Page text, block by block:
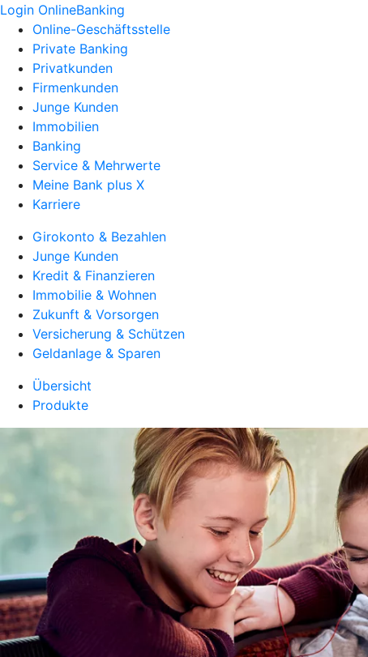
Login OnlineBanking
Online-Geschäftsstelle
Private Banking
Privatkunden
Firmenkunden
Junge Kunden
Immobilien
Banking
Service & Mehrwerte
Meine Bank plus X
Karriere
Girokonto & Bezahlen
Junge Kunden
Kredit & Finanzieren
Immobilie & Wohnen
Zukunft & Vorsorgen
Versicherung & Schützen
Geldanlage & Sparen
Übersicht
Produkte